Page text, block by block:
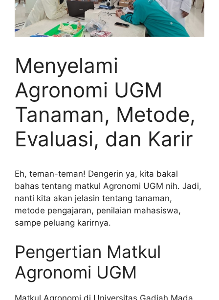
Menyelami
Agronomi UGM
Tanaman, Metode,
Evaluasi, dan Karir
Eh, teman-teman! Dengerin ya, kita bakal
bahas tentang matkul Agronomi UGM nih. Jadi,
nanti kita akan jelasin tentang tanaman,
metode pengajaran, penilaian mahasiswa,
sampe peluang karirnya.
Pengertian Matkul
Agronomi UGM